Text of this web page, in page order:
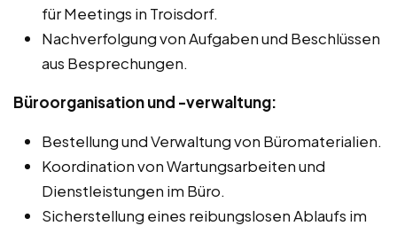
für Meetings in Troisdorf.
Nachverfolgung von Aufgaben und Beschlüssen
aus Besprechungen.
Büroorganisation und -verwaltung:
Bestellung und Verwaltung von Büromaterialien.
Koordination von Wartungsarbeiten und
Dienstleistungen im Büro.
Sicherstellung eines reibungslosen Ablaufs im